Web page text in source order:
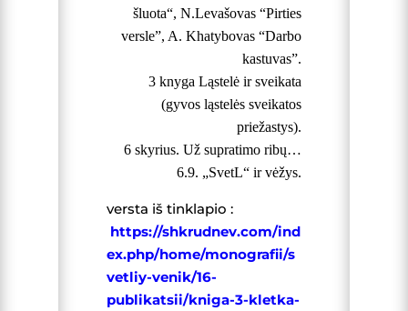
šluota“, N.Levašovas “Pirties
versle”, A. Khatybovas “Darbo
kastuvas”.
3 knyga Ląstelė ir sveikata
(gyvos ląstelės sveikatos
priežastys).
6 skyrius. Už supratimo ribų…
6.9. „SvetL“ ir vėžys.
versta iš tinklapio :
https://shkrudnev.com/ind
ex.php/home/monografii/s
vetliy-venik/16-
publikatsii/kniga-3-kletka-